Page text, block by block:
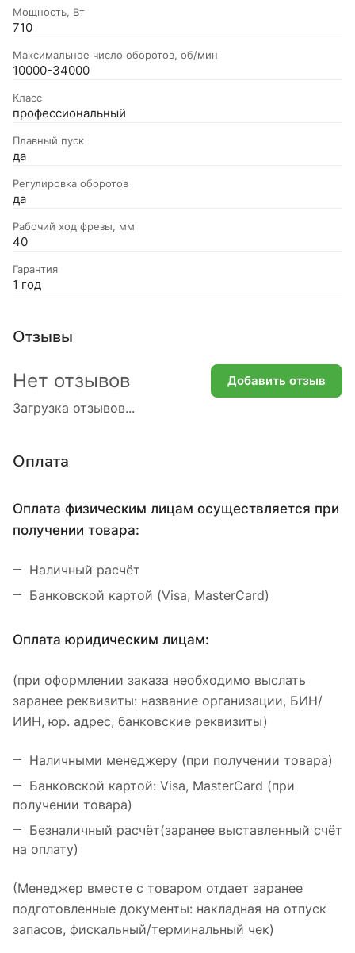
Мощность, Вт
710
Максимальное число оборотов, об/мин
10000-34000
Класс
профессиональный
Плавный пуск
да
Регулировка оборотов
да
Рабочий ход фрезы, мм
40
Гарантия
1 год
Отзывы
Загрузка отзывов...
Нет отзывов Добавить отзыв
Оплата
Оплата физическим лицам осуществляется при
получении товара:
Наличный расчёт
Банковской картой (Visa, MasterCard)
Оплата юридическим лицам:
(при оформлении заказа необходимо выслать
заранее реквизиты: название организации, БИН/
ИИН, юр. адрес, банковские реквизиты)
Наличными менеджеру (при получении товара)
Банковской картой: Visa, MasterCard (при
получении товара)
Безналичный расчёт(заранее выставленный счёт
на оплату)
(Менеджер вместе с товаром отдает заранее
подготовленные документы: накладная на отпуск
запасов, фискальный/терминальный чек)